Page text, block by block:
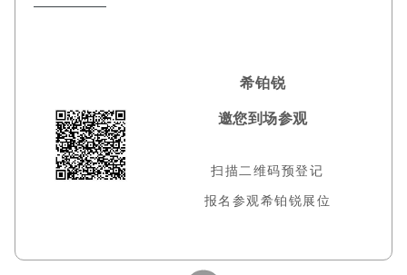
希铂锐
邀您到场参观
扫描二维码预登记
报名参观希铂锐展位